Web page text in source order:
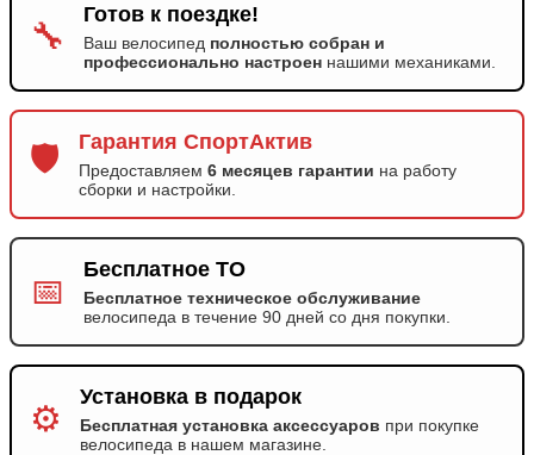
🔧
Готов к поездке!
Ваш велосипед полностью собран и
профессионально настроен нашими механиками.
🛡️ Гарантия СпортАктив
Предоставляем 6 месяцев гарантии на работу
сборки и настройки.
📅
Бесплатное ТО
Бесплатное техническое обслуживание
велосипеда в течение 90 дней со дня покупки.
⚙️
Установка в подарок
Бесплатная установка аксессуаров при покупке
велосипеда в нашем магазине.